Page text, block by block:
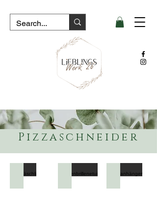
Pizzaschneider
Ostertäschli Sonnenbrillenetui